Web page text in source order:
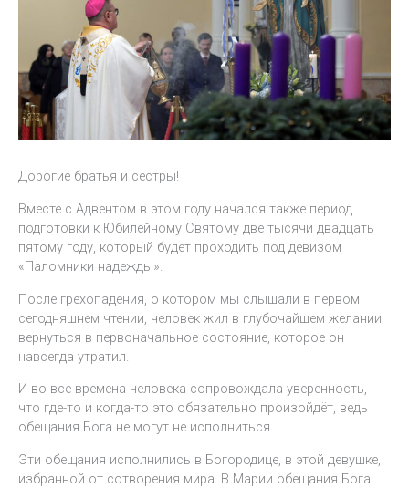
Дорогие братья и сёстры!
Вместе с Адвентом в этом году начался также период
подготовки к Юбилейному Святому две тысячи двадцать
пятому году, который будет проходить под девизом
«Паломники надежды».
После грехопадения, о котором мы слышали в первом
сегодняшнем чтении, человек жил в глубочайшем желании
вернуться в первоначальное состояние, которое он
навсегда утратил.
И во все времена человека сопровождала уверенность,
что где-то и когда-то это обязательно произойдёт, ведь
обещания Бога не могут не исполниться.
Эти обещания исполнились в Богородице, в этой девушке,
избранной от сотворения мира. В Марии обещания Бога